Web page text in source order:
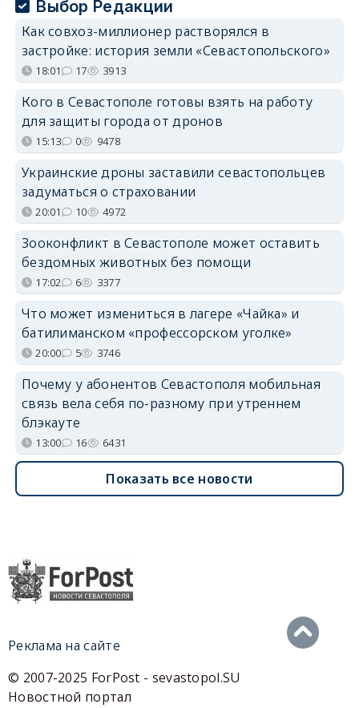
Выбор Редакции
Как совхоз-миллионер растворялся в
застройке: история земли «Севастопольского»
18:01 17 3913
Кого в Севастополе готовы взять на работу
для защиты города от дронов
15:13 0 9478
Украинские дроны заставили севастопольцев
задуматься о страховании
20:01 10 4972
Зооконфликт в Севастополе может оставить
бездомных животных без помощи
17:02 6 3377
Что может измениться в лагере «Чайка» и
батилиманском «профессорском уголке»
20:00 5 3746
Почему у абонентов Севастополя мобильная
связь вела себя по-разному при утреннем
блэкауте
13:00 16 6431
Показать все новости
Реклама на сайте
© 2007-2025 ForPost - sevastopol.SU
Новостной портал